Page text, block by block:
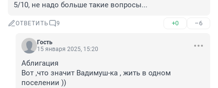
5/10, не надо больше такие вопросы...
ОТВЕТИТЬ 9 +0 –6
Гость
15 января 2025, 15:20
Аблигация
Вот ,что значит Вадимуш-ка , жить в одном
поселении ))